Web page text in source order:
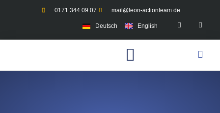
0171 344 09 07 mail@leon-actionteam.de
Deutsch English